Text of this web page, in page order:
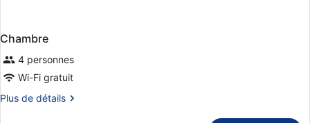
Chambre
4 personnes
Wi-Fi gratuit
Plus de détails
Plus